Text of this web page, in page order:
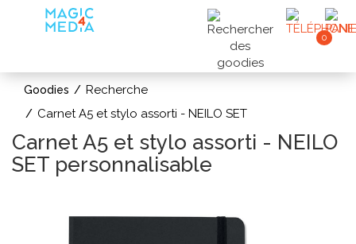
0
Goodies
Recherche
Carnet A5 et stylo assorti - NEILO SET
Carnet A5 et stylo assorti - NEILO
SET personnalisable